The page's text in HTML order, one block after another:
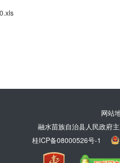
网站
融水苗族自治县人民政府
桂ICP备08000526号-1